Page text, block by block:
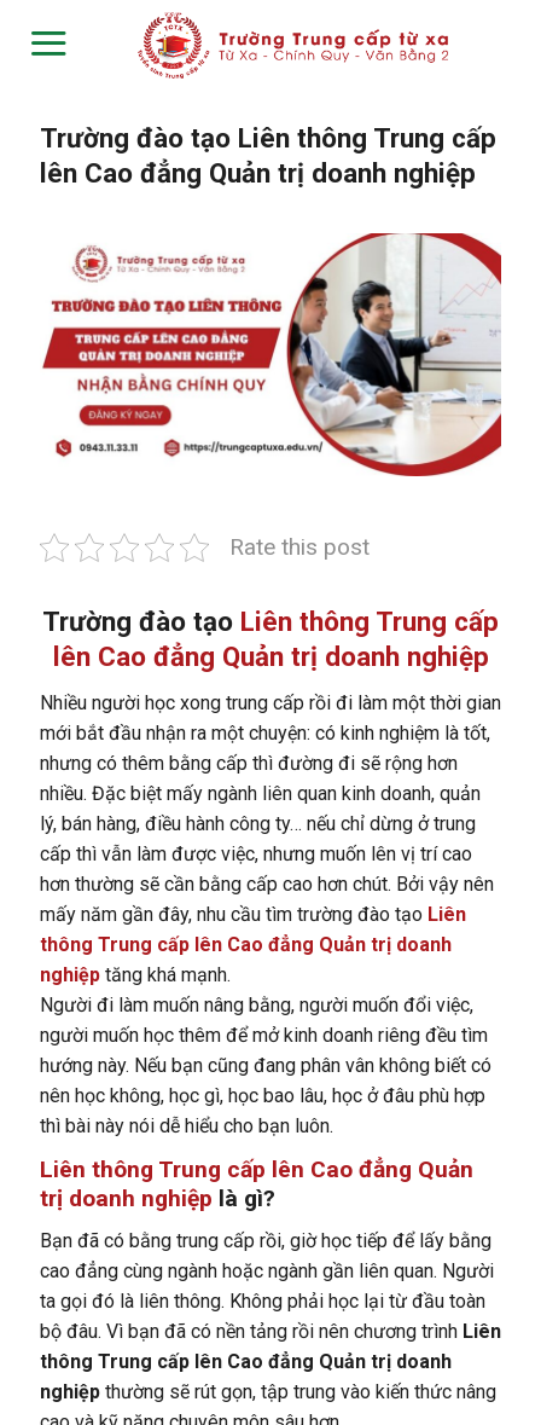
Trường đào tạo Liên thông Trung cấp
lên Cao đẳng Quản trị doanh nghiệp
Rate this post
Trường đào tạo Liên thông Trung cấp
lên Cao đẳng Quản trị doanh nghiệp
Nhiều người học xong trung cấp rồi đi làm một thời gian
mới bắt đầu nhận ra một chuyện: có kinh nghiệm là tốt,
nhưng có thêm bằng cấp thì đường đi sẽ rộng hơn
nhiều. Đặc biệt mấy ngành liên quan kinh doanh, quản
lý, bán hàng, điều hành công ty… nếu chỉ dừng ở trung
cấp thì vẫn làm được việc, nhưng muốn lên vị trí cao
hơn thường sẽ cần bằng cấp cao hơn chút. Bởi vậy nên
mấy năm gần đây, nhu cầu tìm trường đào tạo Liên
thông Trung cấp lên Cao đẳng Quản trị doanh
nghiệptăng khá mạnh.
Người đi làm muốn nâng bằng, người muốn đổi việc,
người muốn học thêm để mở kinh doanh riêng đều tìm
hướng này. Nếu bạn cũng đang phân vân không biết có
nên học không, học gì, học bao lâu, học ở đâu phù hợp
thì bài này nói dễ hiểu cho bạn luôn.
Liên thông Trung cấp lên Cao đẳng Quản
trị doanh nghiệp là gì?
Bạn đã có bằng trung cấp rồi, giờ học tiếp để lấy bằng
cao đẳng cùng ngành hoặc ngành gần liên quan. Người
ta gọi đó là liên thông. Không phải học lại từ đầu toàn
bộ đâu. Vì bạn đã có nền tảng rồi nên chương trìnhLiên
thông Trung cấp lên Cao đẳng Quản trị doanh
nghiệpthường sẽ rút gọn, tập trung vào kiến thức nâng